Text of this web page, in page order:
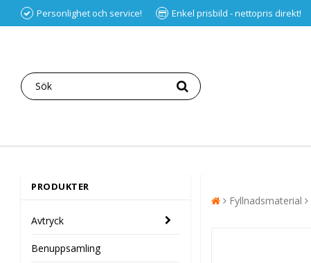
Personlighet och service! Enkel prisbild - nettopris direkt!
PRODUKTER
Avtryck
Benuppsamling
Fyllnadsmaterial